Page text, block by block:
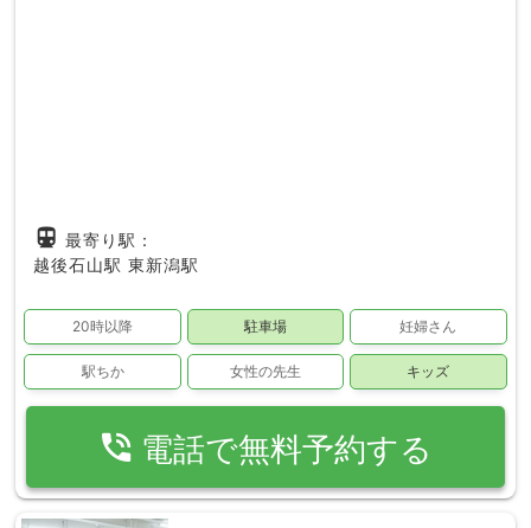
directions_subway 最寄り駅：
越後石山駅 東新潟駅
20時以降 駐車場 妊婦さん
駅ちか 女性の先生 キッズ
phone_in_talk 電話で無料予約する